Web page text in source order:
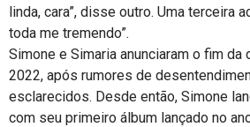
linda, cara”, disse outro. Uma terceira
toda me tremendo”.
Simone e Simaria anunciaram o fim
2022, após rumores de
esclarecidos. Desde então, Simone
com seu primeiro álbum lançado no